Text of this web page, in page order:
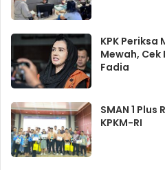
KPK
Mewah,
Fadia
SMAN 1
KPKM-RI